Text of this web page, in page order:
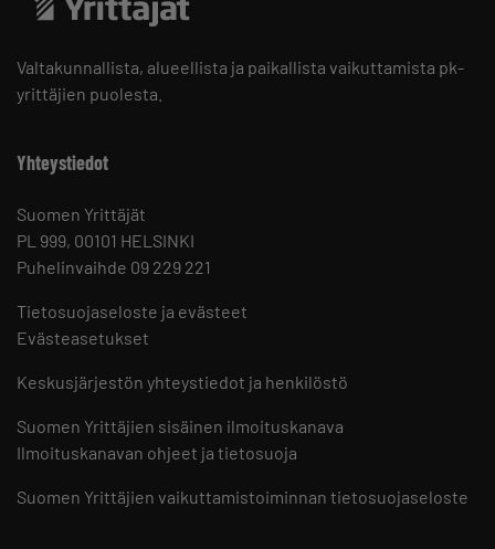
Valtakunnallista, alueellista ja paikallista vaikuttamista pk-
yrittäjien puolesta.
Yhteystiedot
Suomen Yrittäjät
PL 999, 00101 HELSINKI
Puhelinvaihde 09 229 221
Tietosuojaseloste ja evästeet
Evästeasetukset
Keskusjärjestön yhteystiedot ja henkilöstö
Suomen Yrittäjien sisäinen ilmoituskanava
Ilmoituskanavan ohjeet ja tietosuoja
Suomen Yrittäjien vaikuttamistoiminnan tietosuojaseloste